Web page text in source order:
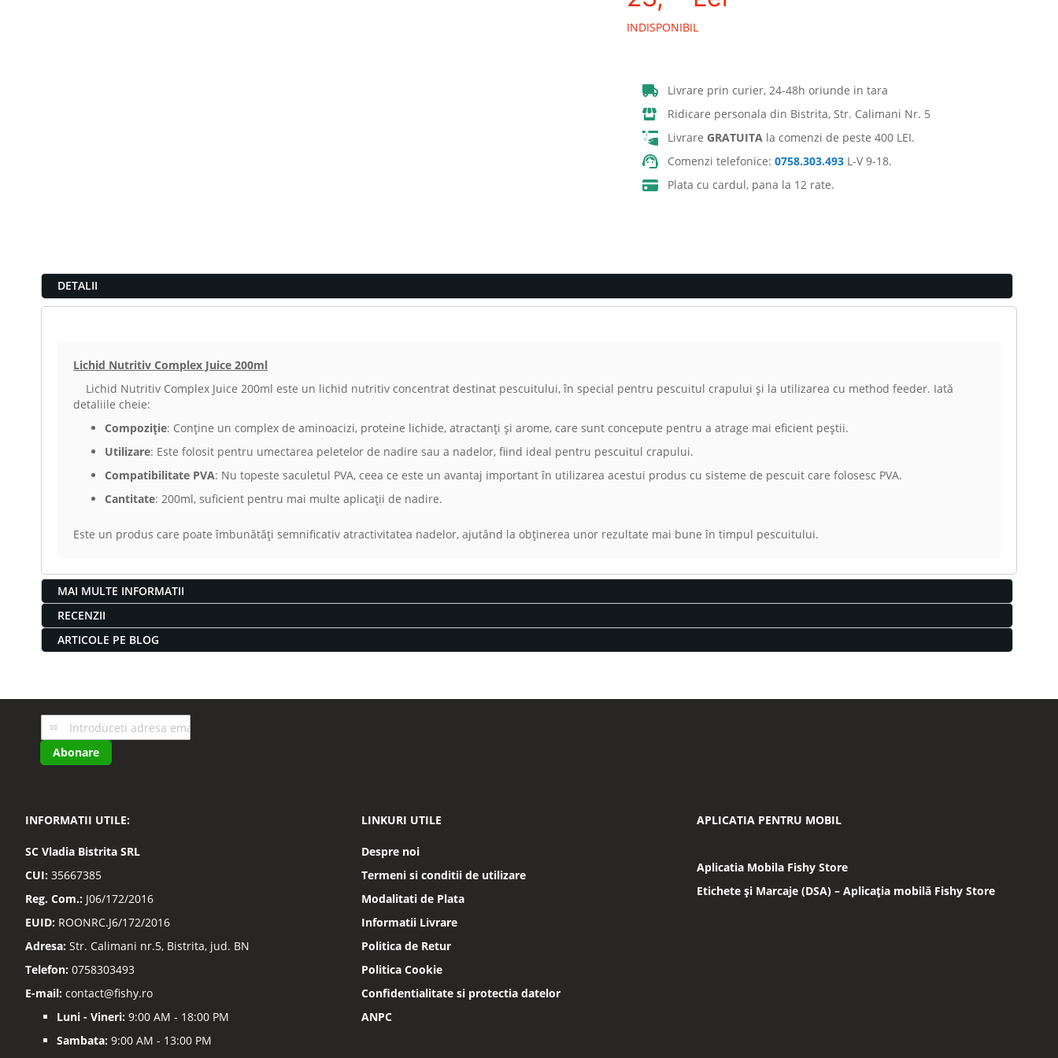
INDISPONIBIL
Livrare prin curier, 24-48h oriunde in tara
Ridicare personala din Bistrita, Str. Calimani Nr. 5
Livrare GRATUITA la comenzi de peste 400 LEI.
Comenzi telefonice: 0758.303.493 L-V 9-18.
Plata cu cardul, pana la 12 rate.
DETALII
Lichid Nutritiv Complex Juice 200ml
Lichid Nutritiv Complex Juice 200ml este un lichid nutritiv concentrat destinat pescuitului, în special pentru pescuitul crapului și la utilizarea cu method feeder. Iată
detaliile cheie:
Compoziție: Conține un complex de aminoacizi, proteine lichide, atractanți și arome, care sunt concepute pentru a atrage mai eficient peștii.
Utilizare: Este folosit pentru umectarea peletelor de nadire sau a nadelor, fiind ideal pentru pescuitul crapului.
Compatibilitate PVA: Nu topeste saculetul PVA, ceea ce este un avantaj important în utilizarea acestui produs cu sisteme de pescuit care folosesc PVA.
Cantitate: 200ml, suficient pentru mai multe aplicații de nadire.
Este un produs care poate îmbunătăți semnificativ atractivitatea nadelor, ajutând la obținerea unor rezultate mai bune în timpul pescuitului.
MAI MULTE INFORMATII
RECENZII
ARTICOLE PE BLOG
Inscrieti-
va
Buletinele
Abonare
INFORMATII UTILE:
SC Vladia Bistrita SRL
CUI: 35667385
Reg. Com.: J06/172/2016
EUID: ROONRC.J6/172/2016
Adresa: Str. Calimani nr.5, Bistrita, jud. BN
Telefon: 0758303493
E-mail: contact@fishy.ro
Luni - Vineri: 9:00 AM - 18:00 PM
Sambata: 9:00 AM - 13:00 PM
LINKURI UTILE
Despre noi
Termeni si conditii de utilizare
Modalitati de Plata
Informatii Livrare
Politica de Retur
Politica Cookie
Confidentialitate si protectia datelor
ANPC
APLICATIA PENTRU MOBIL
Aplicatia Mobila Fishy Store
Etichete și Marcaje (DSA) – Aplicația mobilă Fishy Store